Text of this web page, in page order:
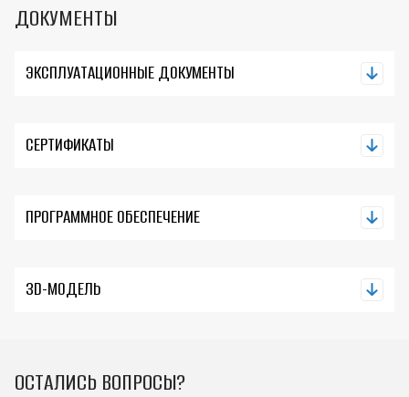
ДОКУМЕНТЫ
ЭКСПЛУАТАЦИОННЫЕ ДОКУМЕНТЫ
СЕРТИФИКАТЫ
ПРОГРАММНОЕ ОБЕСПЕЧЕНИЕ
3D-МОДЕЛЬ
ОСТАЛИСЬ ВОПРОСЫ?